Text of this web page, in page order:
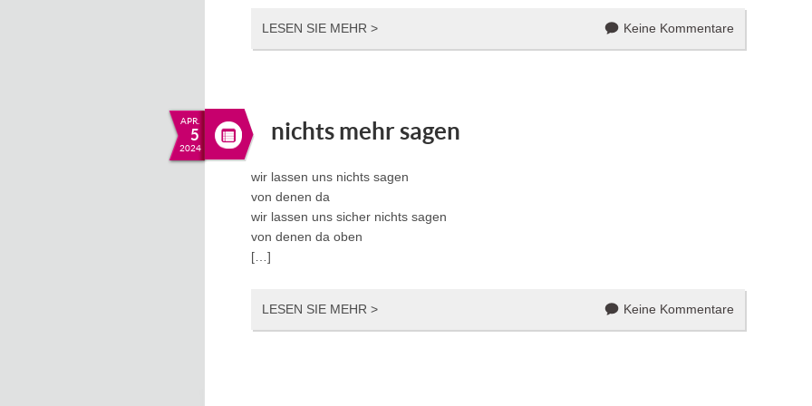
LESEN SIE MEHR > Keine Kommentare
APR.
5
2024
nichts mehr sagen
wir lassen uns nichts sagen
von denen da
wir lassen uns sicher nichts sagen
von denen da oben
[…]
LESEN SIE MEHR > Keine Kommentare